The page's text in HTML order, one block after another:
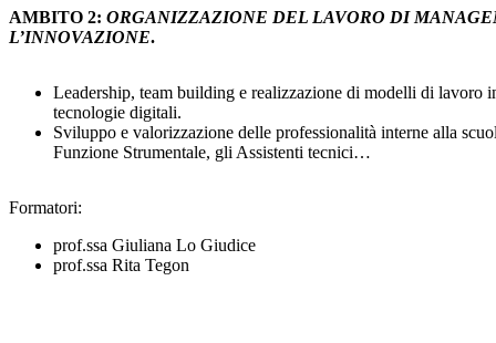
AMBITO 2: ORGANIZZAZIONE DEL LAVORO DI
L’INNOVAZIONE.
Leadership, team building e realizzazione di modelli di lavoro
tecnologie digitali.
Sviluppo e valorizzazione delle professionalità interne alla
Funzione Strumentale, gli Assistenti tecnici…
Formatori:
prof.ssa Giuliana Lo Giudice
prof.ssa Rita Tegon